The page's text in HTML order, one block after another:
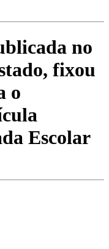
no
fixou
o
Escolar